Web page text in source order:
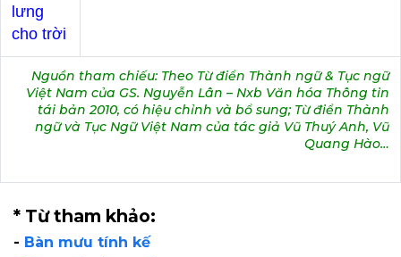
lưng
cho trời
Nguồn tham chiếu: Theo Từ điển Thành ngữ & Tục ngữ
Việt Nam của GS. Nguyễn Lân – Nxb Văn hóa Thông tin
tái bản 2010, có hiệu chỉnh và bổ sung; Từ điển Thành
ngữ và Tục Ngữ Việt Nam của tác giả Vũ Thuý Anh, Vũ
Quang Hào…
* Từ tham khảo:
- Bàn mưu tính kế